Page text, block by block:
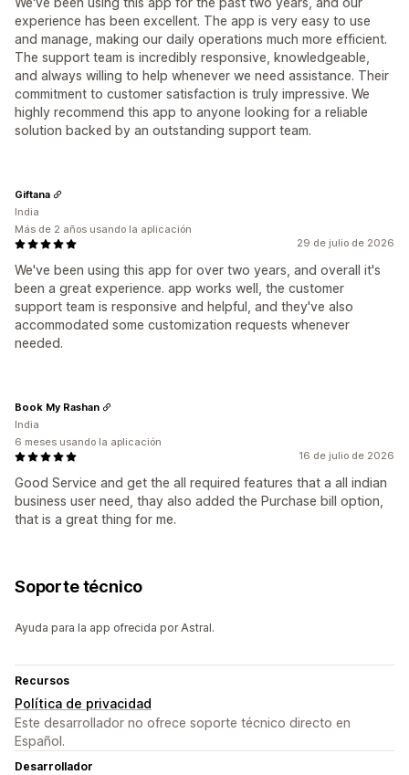
experience has been excellent. The app is very easy to use
and manage, making our daily operations much more efficient.
The support team is incredibly responsive, knowledgeable,
and always willing to help whenever we need assistance. Their
commitment to customer satisfaction is truly impressive. We
highly recommend this app to anyone looking for a reliable
solution backed by an outstanding support team.
29 de julio de 2026
We've been using this app for over two years, and overall it's
been a great experience. app works well, the customer
support team is responsive and helpful, and they've also
accommodated some customization requests whenever
needed.
Giftana
India
Más de 2 años usando la aplicación
16 de julio de 2026
Good Service and get the all required features that a all indian
business user need, thay also added the Purchase bill option,
that is a great thing for me.
Book My Rashan
India
6 meses usando la aplicación
Soporte técnico
Ayuda para la app ofrecida por Astral.
Recursos
Política de privacidad
Este desarrollador no ofrece soporte técnico directo en
Español.
Desarrollador